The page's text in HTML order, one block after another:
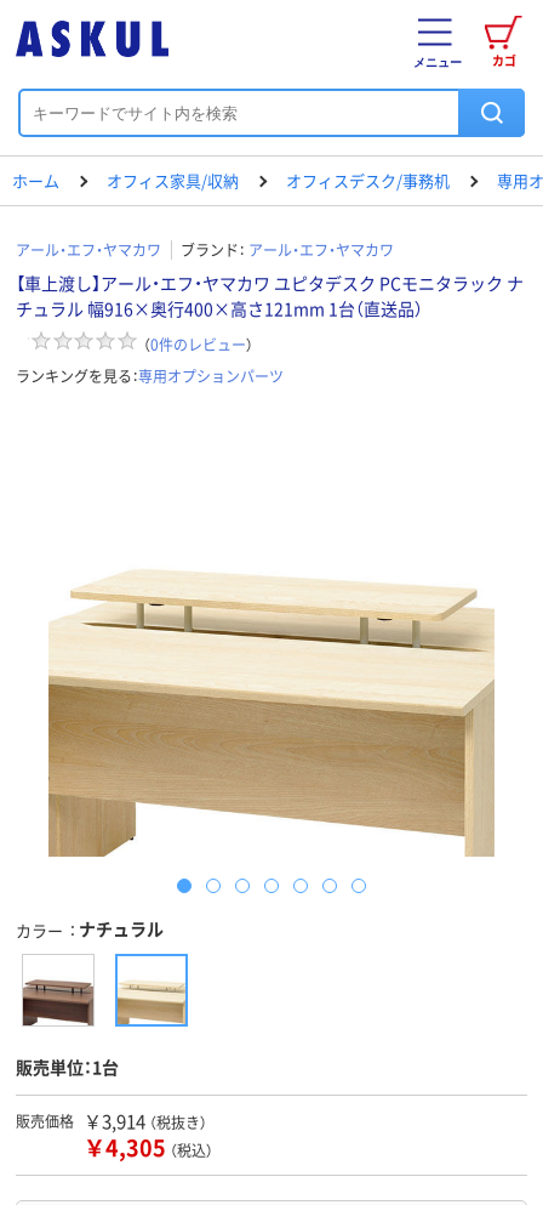
カゴ
メニュー
ホーム オフィス家具/収納 オフィスデスク/事務机 専用
アール・エフ・ヤマカワ ブランド： アール・エフ・ヤマカワ
【車上渡し】アール・エフ・ヤマカワ ユピタデスク PCモニタラック ナ
チュラル 幅916×奥行400×高さ121mm 1台（直送品）
（0件のレビュー）
ランキングを見る：専用オプションパーツ
カラー ナチュラル
販売単位：1台
販売価格 ￥3,914 （税抜き）
￥4,305 （税込）